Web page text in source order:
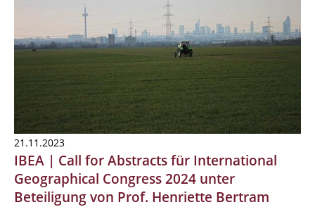
21.11.2023
IBEA | Call for Abstracts für International
Geographical Congress 2024 unter
Beteiligung von Prof. Henriette Bertram